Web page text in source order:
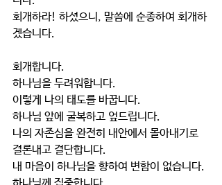
회개하라! 하셨으니, 말씀에 순종하여 회개하
겠습니다.
회개합니다.
하나님을 두려워합니다.
이렇게 나의 태도를 바꿉니다.
하나님 앞에 굴복하고 엎드립니다.
나의 자존심을 완전히 내안에서 몰아내기로
결론내고 결단합니다.
내 마음이 하나님을 향하여 변함이 없습니다.